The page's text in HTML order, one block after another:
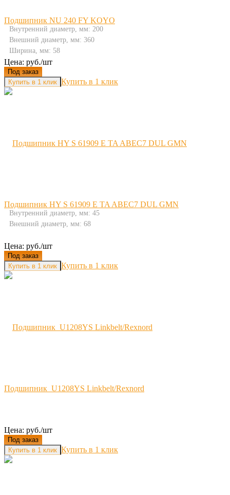
Подшипник NU 240 FY KOYO
Внутренний диаметр, мм: 200
Внешний диаметр, мм: 360
Ширина, мм: 58
Цена: руб./шт
Под заказ
Купить в 1 клик
Подшипник HY S 61909 E TA ABEC7 DUL GMN
Внутренний диаметр, мм: 45
Внешний диаметр, мм: 68
Цена: руб./шт
Под заказ
Купить в 1 клик
Подшипник U1208YS Linkbelt/Rexnord
Цена: руб./шт
Под заказ
Купить в 1 клик